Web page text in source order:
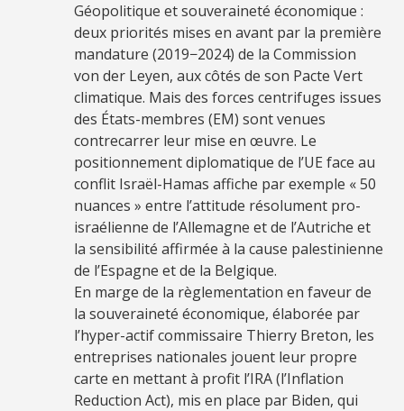
Géopolitique et souveraineté économique :
deux priorités mises en avant par la première
mandature (2019−2024) de la Commission
von der Leyen, aux côtés de son Pacte Vert
climatique. Mais des forces centrifuges issues
des États-membres (EM) sont venues
contrecarrer leur mise en œuvre. Le
positionnement diplomatique de l’UE face au
conflit Israël-Hamas affiche par exemple « 50
nuances » entre l’attitude résolument pro-
israélienne de l’Allemagne et de l’Autriche et
la sensibilité affirmée à la cause palestinienne
de l’Espagne et de la Belgique.
En marge de la règlementation en faveur de
la souveraineté économique, élaborée par
l’hyper-actif commissaire Thierry Breton, les
entreprises nationales jouent leur propre
carte en mettant à profit l’IRA (l’Inflation
Reduction Act), mis en place par Biden, qui